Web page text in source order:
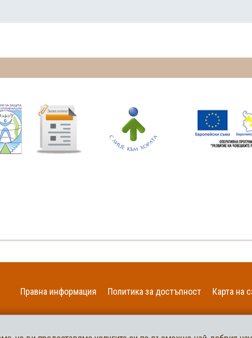
Правна информация Политика за достъпност Карта на